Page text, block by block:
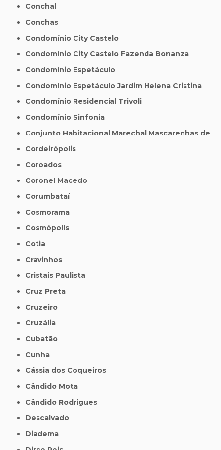
Conchal
Conchas
Condomínio City Castelo
Condomínio City Castelo Fazenda Bonanza
Condomínio Espetáculo
Condomínio Espetáculo Jardim Helena Cristina
Condomínio Residencial Trivoli
Condomínio Sinfonia
Conjunto Habitacional Marechal Mascarenhas de
Cordeirópolis
Coroados
Coronel Macedo
Corumbataí
Cosmorama
Cosmópolis
Cotia
Cravinhos
Cristais Paulista
Cruz Preta
Cruzeiro
Cruzália
Cubatão
Cunha
Cássia dos Coqueiros
Cândido Mota
Cândido Rodrigues
Descalvado
Diadema